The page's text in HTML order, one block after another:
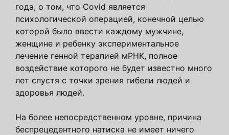
года, о том, что Covid является
психологической операцией, конечной целью
которой было ввести каждому мужчине,
женщине и ребенку экспериментальное
лечение генной терапией мРНК, полное
воздействие которого не будет известно много
лет спустя с точки зрения гибели людей и
здоровья людей.
На более непосредственном уровне, причина
беспрецедентного натиска не имеет ничего